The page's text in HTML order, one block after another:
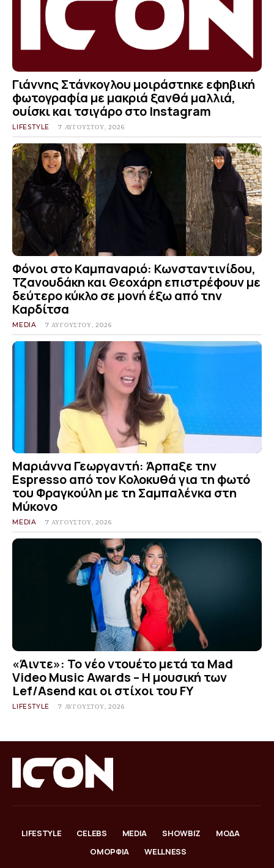
Γιάννης Στάνκογλου μοιράστηκε εφηβική
φωτογραφία με μακριά ξανθά μαλλιά,
ουίσκι και τσιγάρο στο Instagram
LIFESTYLE 7 ΑΥΓΟΎΣΤΟΥ, 2026
Φόνοι στο Καμπαναριό: Κωνσταντινίδου,
Τζανουδάκη και Θεοχάρη επιστρέφουν με
δεύτερο κύκλο σε μονή έξω από την
Καρδίτσα
MEDIA 7 ΑΥΓΟΎΣΤΟΥ, 2026
Μαριάννα Γεωργαντή: Άρπαξε την
Espresso από τον Κολοκυθά για τη φωτό
του Φραγκούλη με τη Σαμπαλένκα στη
Μύκονο
MEDIA 7 ΑΥΓΟΎΣΤΟΥ, 2026
«Άιντε»: Το νέο ντουέτο μετά τα Mad
Video Music Awards – Η μουσική των
Lef/Asend και οι στίχοι του FY
LIFESTYLE 7 ΑΥΓΟΎΣΤΟΥ, 2026
LIFESTYLE CELEBS MEDIA SHOWBIZ
ΜΟΔΑ
ΟΜΟΡΦΙΑ
WELLNESS